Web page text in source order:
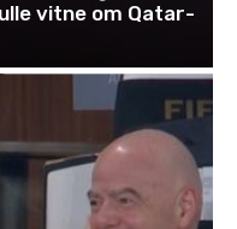
vitne om Qatar-